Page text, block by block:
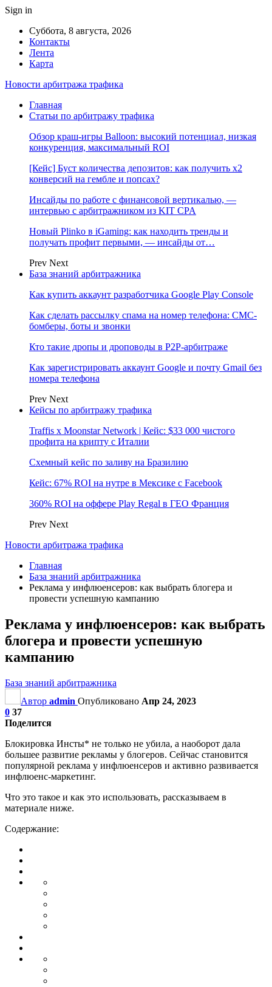
Sign in
Суббота, 8 августа, 2026
Контакты
Лента
Карта
Новости арбитража трафика
Главная
Статьи по арбитражу трафика
Обзор краш-игры Balloon: высокий потенциал, низкая
конкуренция, максимальный ROI
[Кейс] Буст количества депозитов: как получить х2
конверсий на гембле и попсах?
Инсайды по работе с финансовой вертикалью, —
интервью с арбитражником из KIT CPA
Новый Plinko в iGaming: как находить тренды и
получать профит первыми, — инсайды от…
Prev Next
База знаний арбитражника
Как купить аккаунт разработчика Google Play Console
Как сделать рассылку спама на номер телефона: СМС-
бомберы, боты и звонки
Кто такие дропы и дроповоды в P2P-арбитраже
Как зарегистрировать аккаунт Google и почту Gmail без
номера телефона
Prev Next
Кейсы по арбитражу трафика
Traffis x Moonstar Network | Кейс: $33 000 чистого
профита на крипту с Италии
Схемный кейс по заливу на Бразилию
Кейс: 67% ROI на нутре в Мексике с Facebook
360% ROI на оффере Play Regal в ГЕО Франция
Prev Next
Новости арбитража трафика
Главная
База знаний арбитражника
Реклама у инфлюенсеров: как выбрать блогера и
провести успешную кампанию
Реклама у инфлюенсеров: как выбрать
блогера и провести успешную
кампанию
База знаний арбитражника
Автор admin Опубликовано Апр 24, 2023
0 37
Поделится
Блокировка Инсты* не только не убила, а наоборот дала
большее развитие рекламы у блогеров. Сейчас становится
популярной реклама у инфлюенсеров и активно развивается
инфлюенс-маркетинг.
Что это такое и как это использовать, рассказываем в
материале ниже.
Содержание: